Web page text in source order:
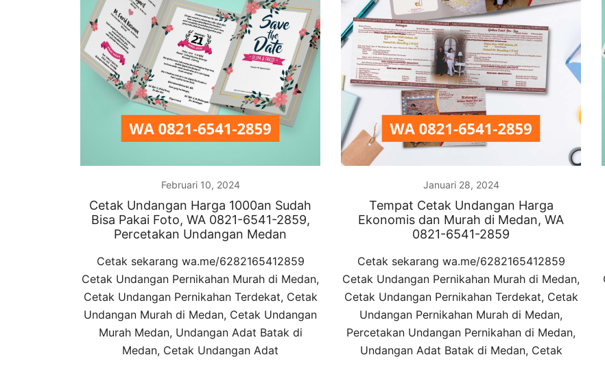
Februari 10, 2024
Cetak Undangan Harga 1000an Sudah
Bisa Pakai Foto, WA 0821-6541-2859,
Percetakan Undangan Medan
Cetak sekarang wa.me/6282165412859
Cetak Undangan Pernikahan Murah di Medan,
Cetak Undangan Pernikahan Terdekat, Cetak
Undangan Murah di Medan, Cetak Undangan
Murah Medan, Undangan Adat Batak di
Medan, Cetak Undangan Adat
Januari 28, 2024
Tempat Cetak Undangan Harga
Ekonomis dan Murah di Medan, WA
0821-6541-2859
Cetak sekarang wa.me/6282165412859
Cetak Undangan Pernikahan Murah di Medan,
Cetak Undangan Pernikahan Terdekat, Cetak
Undangan Pernikahan Murah di Medan,
Percetakan Undangan Pernikahan di Medan,
Undangan Adat Batak di Medan, Cetak